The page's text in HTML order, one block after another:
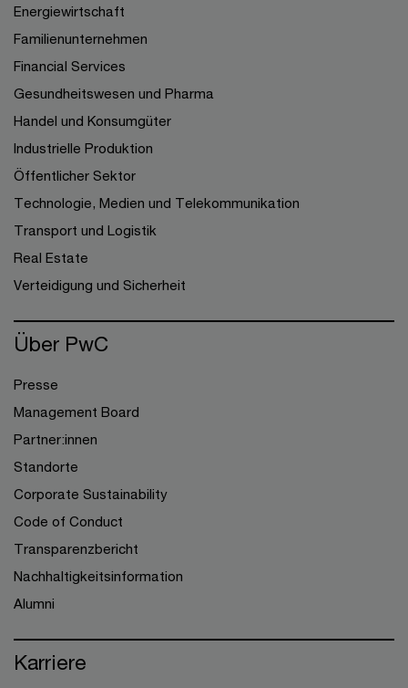
Energiewirtschaft
Familienunternehmen
Financial Services
Gesundheitswesen und Pharma
Handel und Konsumgüter
Industrielle Produktion
Öffentlicher Sektor
Technologie, Medien und Telekommunikation
Transport und Logistik
Real Estate
Verteidigung und Sicherheit
Über PwC
Presse
Management Board
Partner:innen
Standorte
Corporate Sustainability
Code of Conduct
Transparenzbericht
Nachhaltigkeitsinformation
Alumni
Karriere